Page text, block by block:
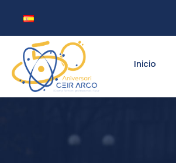
Inicio